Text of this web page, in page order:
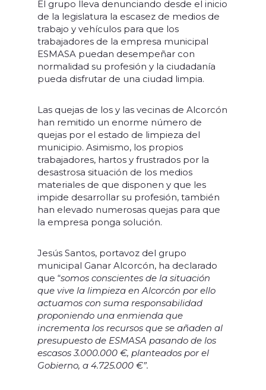
El grupo lleva denunciando desde el inicio
de la legislatura la escasez de medios de
trabajo y vehículos para que los
trabajadores de la empresa municipal
ESMASA puedan desempeñar con
normalidad su profesión y la ciudadanía
pueda disfrutar de una ciudad limpia.
Las quejas de los y las vecinas de Alcorcón
han remitido un enorme número de
quejas por el estado de limpieza del
municipio. Asimismo, los propios
trabajadores, hartos y frustrados por la
desastrosa situación de los medios
materiales de que disponen y que les
impide desarrollar su profesión, también
han elevado numerosas quejas para que
la empresa ponga solución.
Jesús Santos, portavoz del grupo
municipal Ganar Alcorcón, ha declarado
que “somos conscientes de la situación
que vive la limpieza en Alcorcón por ello
actuamos con suma responsabilidad
proponiendo una enmienda que
incrementa los recursos que se añaden al
presupuesto de ESMASA pasando de los
escasos 3.000.000 €, planteados por el
Gobierno, a 4.725.000 €”.